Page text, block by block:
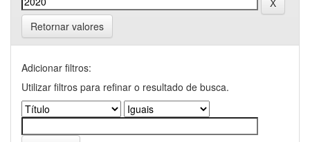
Retornar valores
Adicionar filtros:
Utilizar filtros para refinar o resultado de busca.